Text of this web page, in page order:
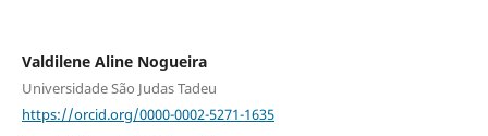
Valdilene Aline Nogueira
Universidade São Judas Tadeu
https://orcid.org/0000-0002-5271-1635